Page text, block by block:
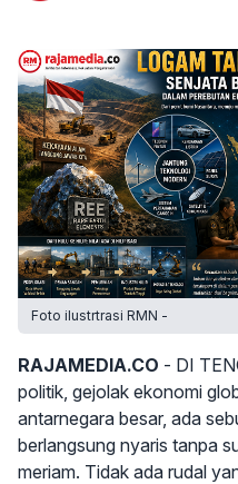
Foto ilustrtrasi RMN -
RAJAMEDIA.CO - DI
politik, gejolak ekonomi
antarnegara besar, ada
berlangsung nyaris tanpa
meriam. Tidak ada rudal